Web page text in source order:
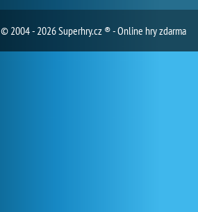
© 2004 - 2026 Superhry.cz ® - Online hry zdarma